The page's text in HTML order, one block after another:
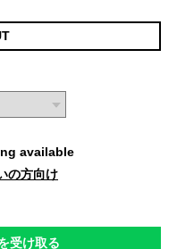
available
の方向け
受け取る